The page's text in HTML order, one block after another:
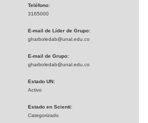
Teléfono:
3165000
E-mail de Líder de Grupo:
gharboledab@unal.edu.co
E-mail de Grupo:
gharboledab@unal.edu.co
Estado UN:
Activo
Estado en Scienti:
Categorizado